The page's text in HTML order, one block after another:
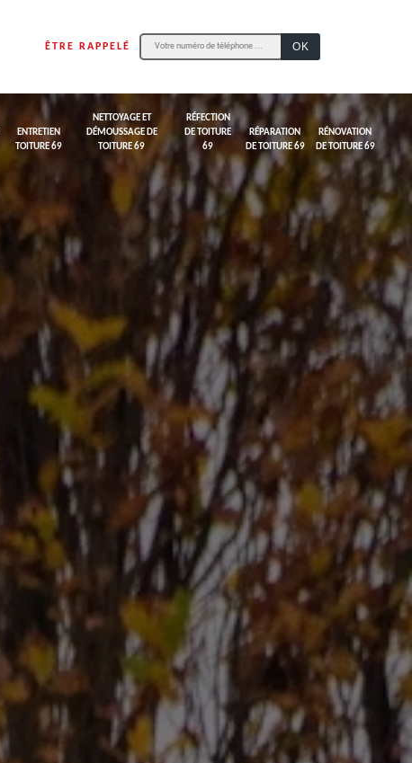
ÊTRE RAPPELÉ
ENTRETIEN
TOITURE 69
NETTOYAGE ET
DÉMOUSSAGE DE
TOITURE 69
RÉFECTION
DE TOITURE
69
RÉPARATION
DE TOITURE 69
RÉNOVATION
DE TOITURE 69